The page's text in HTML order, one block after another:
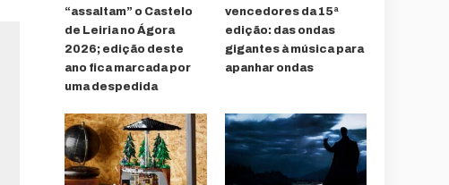
“assaltam” o Castelo
de Leiria no Ágora
2026; edição deste
ano fica marcada por
uma despedida
vencedores da 15ª
edição: das ondas
gigantes à música para
apanhar ondas